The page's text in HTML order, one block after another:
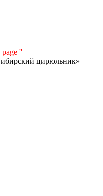
''
цирюльник»